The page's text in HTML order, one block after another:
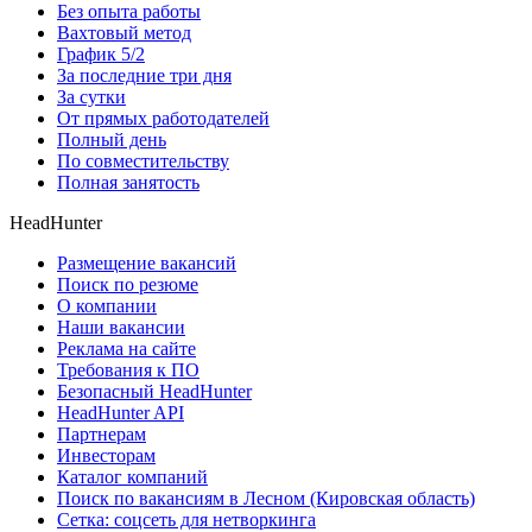
Без опыта работы
Вахтовый метод
График 5/2
За последние три дня
За сутки
От прямых работодателей
Полный день
По совместительству
Полная занятость
HeadHunter
Размещение вакансий
Поиск по резюме
О компании
Наши вакансии
Реклама на сайте
Требования к ПО
Безопасный HeadHunter
HeadHunter API
Партнерам
Инвесторам
Каталог компаний
Поиск по вакансиям в Лесном (Кировская область)
Сетка: соцсеть для нетворкинга